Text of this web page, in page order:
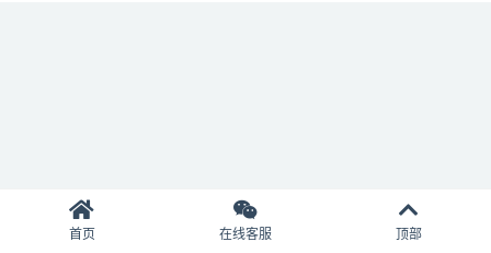
首页 在线客服 顶部